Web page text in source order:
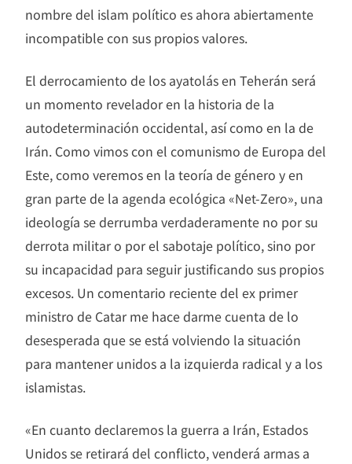
nombre del islam político es ahora abiertamente
incompatible con sus propios valores.
El derrocamiento de los ayatolás en Teherán será
un momento revelador en la historia de la
autodeterminación occidental, así como en la de
Irán. Como vimos con el comunismo de Europa del
Este, como veremos en la teoría de género y en
gran parte de la agenda ecológica «Net-Zero», una
ideología se derrumba verdaderamente no por su
derrota militar o por el sabotaje político, sino por
su incapacidad para seguir justificando sus propios
excesos. Un comentario reciente del ex primer
ministro de Catar me hace darme cuenta de lo
desesperada que se está volviendo la situación
para mantener unidos a la izquierda radical y a los
islamistas.
«En cuanto declaremos la guerra a Irán, Estados
Unidos se retirará del conflicto, venderá armas a